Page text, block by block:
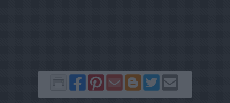
Del
på
Facebook
Del
på
Pinterest
Send
via
GMail
Del
på
Blogger
Del
på
Twitter
Send